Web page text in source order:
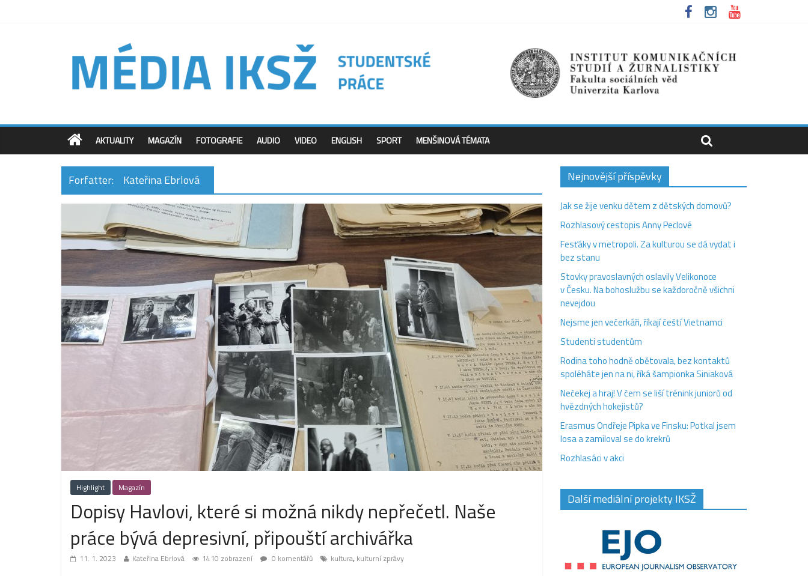
AKTUALITY MAGAZÍN FOTOGRAFIE AUDIO VIDEO ENGLISH SPORT MENŠINOVÁ TÉMATA
Forfatter: Kateřina Ebrlová
Highlight Magazín
Dopisy Havlovi, které si možná nikdy nepřečetl. Naše
práce bývá depresivní, připouští archivářka
11. 1. 2023 Kateřina Ebrlová 1410 zobrazení 0 komentářů kultura, kulturní zprávy
Nejnovější příspěvky
Jak se žije venku dětem z dětských domovů?
Rozhlasový cestopis Anny Peclové
Fesťáky v metropoli. Za kulturou se dá vydat i
bez stanu
Stovky pravoslavných oslavily Velikonoce
v Česku. Na bohoslužbu se každoročně všichni
nevejdou
Nejsme jen večerkáři, říkají čeští Vietnamci
Studenti studentům
Rodina toho hodně obětovala, bez kontaktů
spoléháte jen na ni, říká šampionka Siniaková
Nečekej a hraj! V čem se liší trénink juniorů od
hvězdných hokejistů?
Erasmus Ondřeje Pipka ve Finsku: Potkal jsem
losa a zamiloval se do krekrů
Rozhlasáci v akci
Další mediální projekty IKSŽ